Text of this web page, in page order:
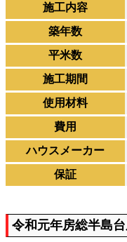
施工内容
築年数
平米数
施工期間
使用材料
費用
ハウスメーカー
保証
令和元年房総半島